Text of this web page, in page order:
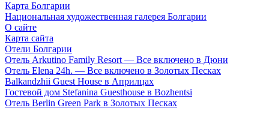
Карта Болгарии
Национальная художественная галерея Болгарии
О сайте
Карта сайта
Отели Болгарии
Отель Arkutino Family Resort — Все включено в Дюни
Отель Elena 24h. — Все включено в Золотых Песках
Balkandzhii Guest House в Априлцах
Гостевой дом Stefanina Guesthouse в Bozhentsi
Отель Berlin Green Park в Золотых Песках